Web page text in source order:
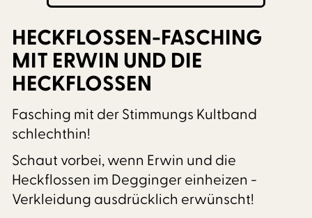
HECKFLOSSEN-FASCHING
MIT ERWIN UND DIE
HECKFLOSSEN
Fasching mit der Stimmungs Kultband
schlechthin!
Schaut vorbei, wenn Erwin und die
Heckflossen im Degginger einheizen -
Verkleidung ausdrücklich erwünscht!